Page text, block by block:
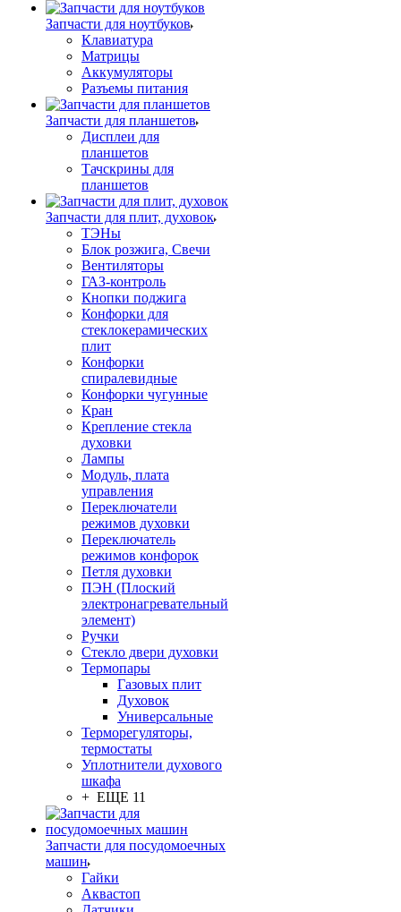
Запчасти для ноутбуков
Клавиатура
Матрицы
Аккумуляторы
Разъемы питания
Запчасти для планшетов
Дисплеи для
планшетов
Тачскрины для
планшетов
Запчасти для плит, духовок
ТЭНы
Блок розжига, Свечи
Вентиляторы
ГАЗ-контроль
Кнопки поджига
Конфорки для
стеклокерамических
плит
Конфорки
спиралевидные
Конфорки чугунные
Кран
Крепление стекла
духовки
Лампы
Модуль, плата
управления
Переключатели
режимов духовки
Переключатель
режимов конфорок
Петля духовки
ПЭН (Плоский
электронагревательный
элемент)
Ручки
Стекло двери духовки
Термопары
Газовых плит
Духовок
Универсальные
Терморегуляторы,
термостаты
Уплотнители духового
шкафа
+ ЕЩЕ 11
Запчасти для посудомоечных
машин
Гайки
Аквастоп